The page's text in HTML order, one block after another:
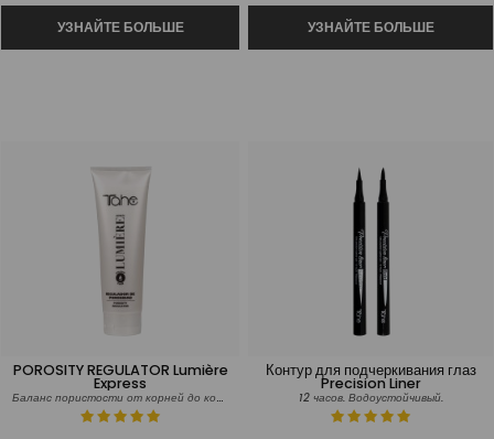
POROSITY REGULATOR Lumière
Express
Баланс пористости от корней до кончиков
Контур для подчеркивания глаз
Precision Liner
12 часов. Водоустойчивый.